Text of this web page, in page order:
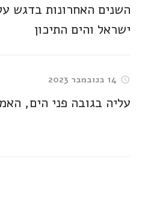
השנים האחרונות בדגש
ישראל והים התיכון
14 בנובמבר 2023
עליה בגובה פני הים,